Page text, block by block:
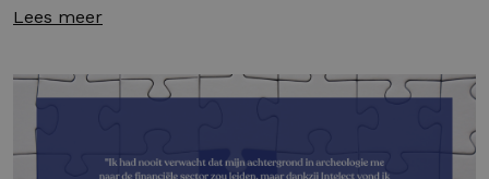
Lees meer